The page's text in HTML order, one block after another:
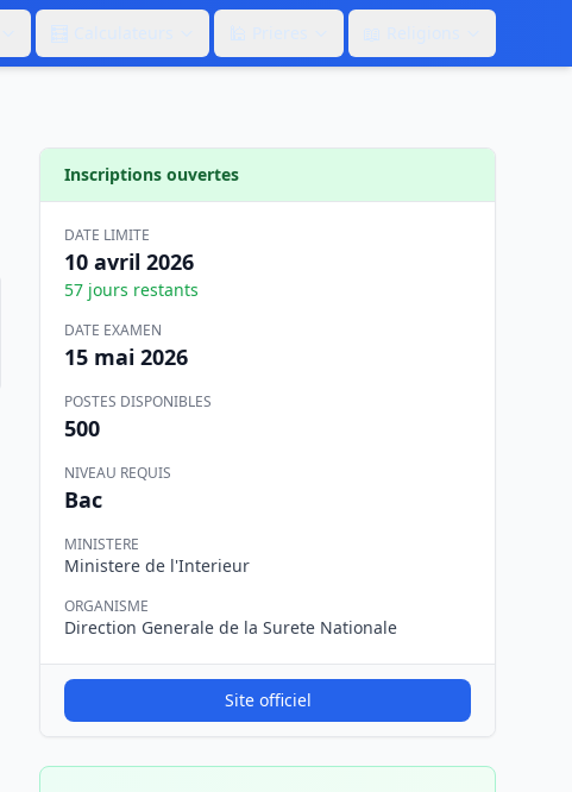
Inscriptions ouvertes
DATE LIMITE
10 avril 2026
57 jours restants
DATE EXAMEN
15 mai 2026
POSTES DISPONIBLES
500
NIVEAU REQUIS
Bac
MINISTERE
Ministere de l'Interieur
ORGANISME
Direction Generale de la Surete Nationale
Site officiel